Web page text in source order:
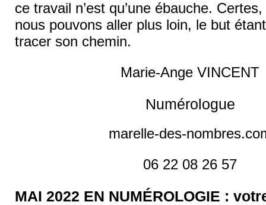
ce travail n’est qu’une ébauche.
nous pouvons aller plus loin, le but
tracer son chemin.
Marie-Ange VINCENT
Numérologue
marelle-des-
06 22 08 26 57
MAI 2022 EN NUMÉROLOGIE :